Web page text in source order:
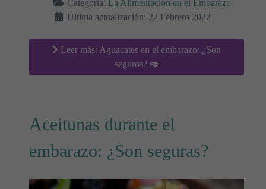
Categoría:
La Alimentación en el Embarazo
Última actualización: 22 Febrero 2022
Leer más: Aguacates en el embarazo: ¿Son
seguros? 🥑
Aceitunas durante el
embarazo: ¿Son seguras?